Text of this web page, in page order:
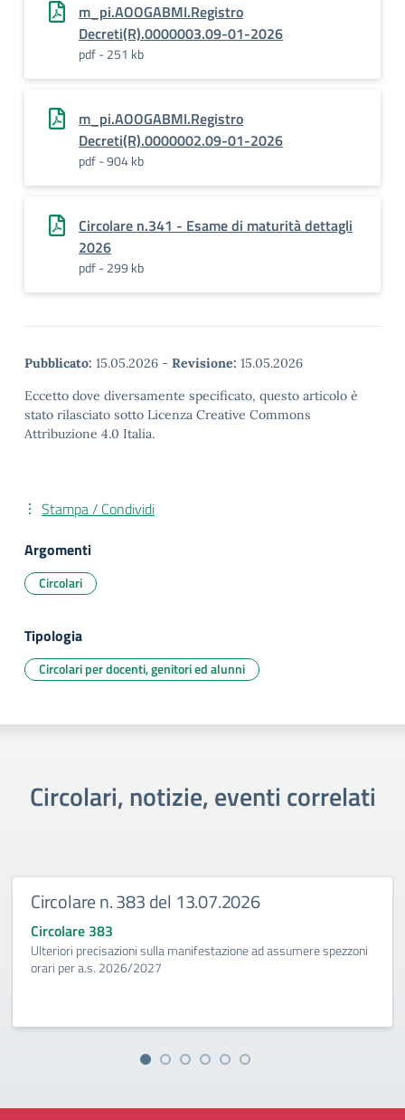
m_pi.AOOGABMI.Registro
Decreti(R).0000003.09-01-2026
pdf - 251 kb
m_pi.AOOGABMI.Registro
Decreti(R).0000002.09-01-2026
pdf - 904 kb
Circolare n.341 - Esame di maturità dettagli
2026
pdf - 299 kb
Pubblicato: 15.05.2026 - Revisione: 15.05.2026
Eccetto dove diversamente specificato, questo articolo è
stato rilasciato sotto Licenza Creative Commons
Attribuzione 4.0 Italia.
Stampa / Condividi
Argomenti
Circolari
Tipologia
Circolari per docenti, genitori ed alunni
Circolari, notizie, eventi correlati
Circolare n. 383 del 13.07.2026
Circolare 383
Ulteriori precisazioni sulla manifestazione ad assumere spezzoni
orari per a.s. 2026/2027